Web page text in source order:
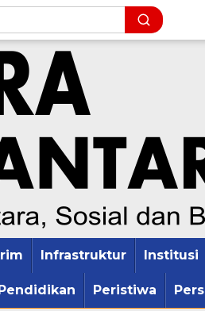
Infrastruktur Institusi
Peristiwa Pers